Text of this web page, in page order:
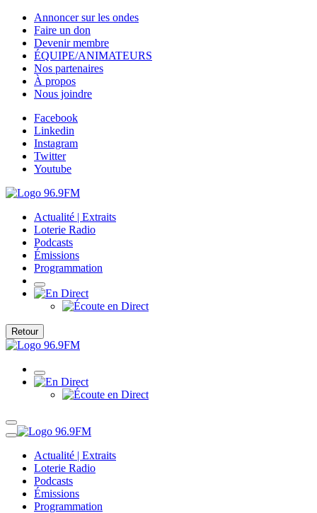
Annoncer sur les ondes
Faire un don
Devenir membre
ÉQUIPE/ANIMATEURS
Nos partenaires
À propos
Nous joindre
Facebook
Linkedin
Instagram
Twitter
Youtube
Actualité | Extraits
Loterie Radio
Podcasts
Émissions
Programmation
Retour
Actualité | Extraits
Loterie Radio
Podcasts
Émissions
Programmation